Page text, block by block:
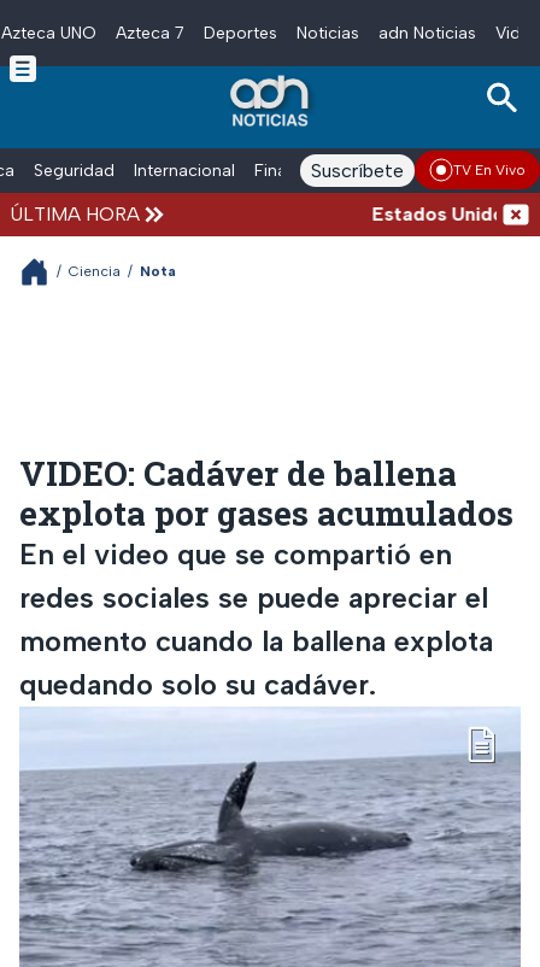
Skip to main content
Azteca UNO Azteca 7 Deportes Noticias adn Noticias
Seguridad Internacional Finanzas adn Noticias Radio
Suscríbete TV En Vivo
ÚLTIMA HORA Estados Unidos
/ Ciencia / Nota
VIDEO: Cadáver de ballena
explota por gases acumulados
En el video que se compartió en
redes sociales se puede apreciar el
momento cuando la ballena explota
quedando solo su cadáver.